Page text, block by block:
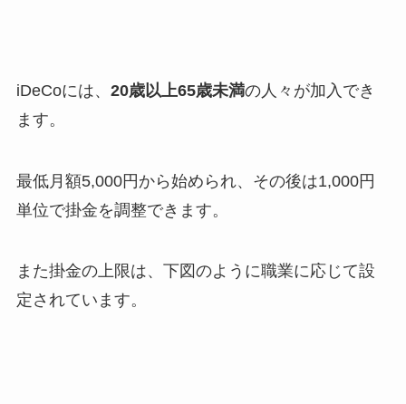
iDeCoには、 20歳以上65歳未満の人々が加入でき
ます。
最低月額5,000円から始められ、その後は1,000円
単位で掛金を調整できます。
また掛金の上限は、下図のように職業に応じて設
定されています。